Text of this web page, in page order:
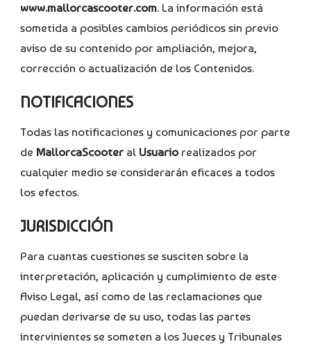
www.mallorcascooter.com. La información está
sometida a posibles cambios periódicos sin previo
aviso de su contenido por ampliación, mejora,
corrección o actualización de los Contenidos.
NOTIFICACIONES
Todas las notificaciones y comunicaciones por parte
de MallorcaScooter al Usuariorealizados por
cualquier medio se considerarán eficaces a todos
los efectos.
JURISDICCIÓN
Para cuantas cuestiones se susciten sobre la
interpretación, aplicación y cumplimiento de este
Aviso Legal, así como de las reclamaciones que
puedan derivarse de su uso, todas las partes
intervinientes se someten a los Jueces y Tribunales